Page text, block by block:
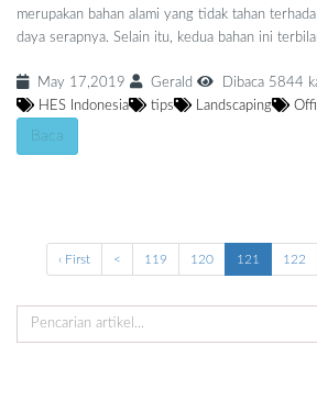
merupakan bahan alami yang tidak tahan
daya serapnya. Selain itu, kedua bahan ini
May 17,2019 Gerald
Dibaca 5844
HES Indonesia
tips Landscaping
Baca
‹ First < 119 120 121 122